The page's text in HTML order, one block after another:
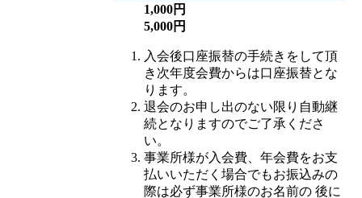
1,000円
5,000円
入会後口座振替の手続きをして頂
き次年度会費からは口座振替とな
ります。
退会のお申し出のない限り自動継
続となりますのでご了承くださ
い。
事業所様が入会費、年会費をお支
払いいただく場合でもお振込みの
際は必ず事業所様のお名前の 後に